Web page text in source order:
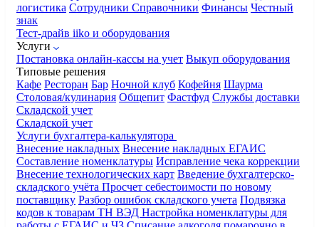
логистика Сотрудники Справочники Финансы Честный
знак
Тест-драйв iiko и оборудования
Услуги
Постановка онлайн-кассы на учет Выкуп оборудования
Типовые решения
Кафе Ресторан Бар Ночной клуб Кофейня Шаурма
Столовая/кулинария Общепит Фастфуд Службы доставки
Складской учет
Складской учет
Услуги бухгалтера-калькулятора
Внесение накладных Внесение накладных ЕГАИС
Составление номенклатуры Исправление чека коррекции
Внесение технологических карт Введение бухгалтерско-
складского учёта Просчет себестоимости по новому
поставщику Разбор ошибок складского учета Подвязка
кодов к товарам ТН ВЭД Настройка номенклатуры для